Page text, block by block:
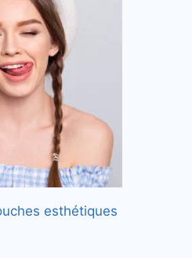
esthétiques